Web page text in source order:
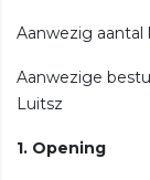
Aanwezig aantal
Aanwezige
Luitsz
1. Opening